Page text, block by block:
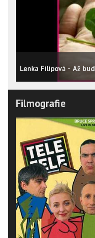
Lenka Filipová - Až
Filmografie